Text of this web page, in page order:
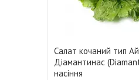
Салат кочаний тип
Діамантинас
насіння